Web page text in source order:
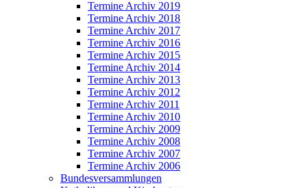
Termine Archiv 2019
Termine Archiv 2018
Termine Archiv 2017
Termine Archiv 2016
Termine Archiv 2015
Termine Archiv 2014
Termine Archiv 2013
Termine Archiv 2012
Termine Archiv 2011
Termine Archiv 2010
Termine Archiv 2009
Termine Archiv 2008
Termine Archiv 2007
Termine Archiv 2006
Bundesversammlungen